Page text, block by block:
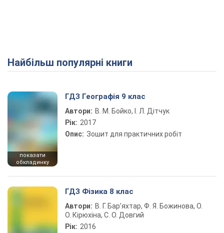
Найбільш популярні книги
показати
обкладинку
ГДЗ Географія 9 клас
Автори: В. М. Бойко, І. Л. Дітчук
Рік: 2017
Опис: Зошит для практичних робіт
ГДЗ Фізика 8 клас
Автори: В. Г. Бар’яхтар, Ф. Я. Божинова, О.
О. Кірюхіна, С. О. Довгий
Рік: 2016